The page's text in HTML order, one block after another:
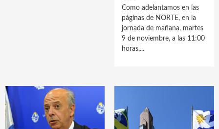
Como adelantamos en las
páginas de NORTE, en la
jornada de mañana, martes
9 de noviembre, a las 11:00
horas,...